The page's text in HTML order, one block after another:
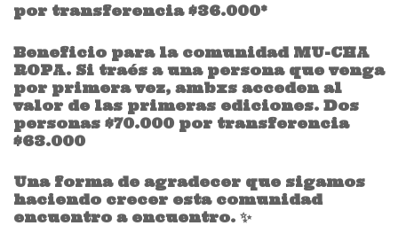
por transferencia $36.000*
Beneficio para la comunidad MU-CHA
ROPA. Si traés a una persona que venga
por primera vez, ambxs acceden al
valor de las primeras ediciones. Dos
personas $70.000 por transferencia
$63.000
Una forma de agradecer que sigamos
haciendo crecer esta comunidad
encuentro a encuentro. ✨